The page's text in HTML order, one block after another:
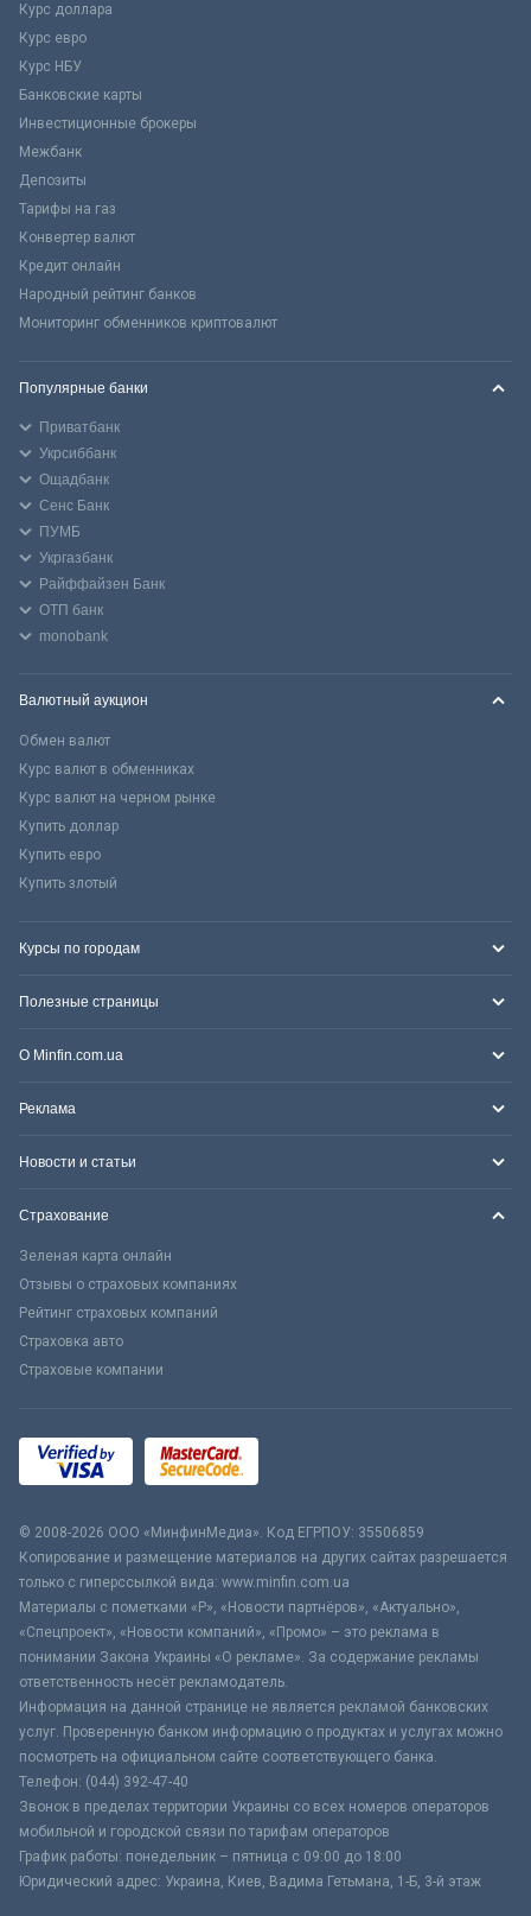
Курс доллара
Курс евро
Курс НБУ
Банковские карты
Инвестиционные брокеры
Межбанк
Депозиты
Тарифы на газ
Конвертер валют
Кредит онлайн
Народный рейтинг банков
Мониторинг обменников криптовалют
Популярные банки
Приватбанк
Укрсиббанк
Ощадбанк
Сенс Банк
ПУМБ
Укргазбанк
Райффайзен Банк
ОТП банк
monobank
Валютный аукцион
Обмен валют
Курс валют в обменниках
Курс валют на черном рынке
Купить доллар
Купить евро
Купить злотый
Курсы по городам
Полезные страницы
О Minfin.com.ua
Реклама
Новости и статьи
Страхование
Зеленая карта онлайн
Отзывы о страховых компаниях
Рейтинг страховых компаний
Страховка авто
Страховые компании
© 2008-2026 ООО «МинфинМедиа». Код ЕГРПОУ: 35506859
Копирование и размещение материалов на других сайтах разрешается
только с гиперссылкой вида: www.minfin.com.ua
Материалы с пометками «Р», «Новости партнёров», «Актуально»,
«Спецпроект», «Новости компаний», «Промо» – это реклама в
понимании Закона Украины «О рекламе». За содержание рекламы
ответственность несёт рекламодатель.
Информация на данной странице не является рекламой банковских
услуг. Проверенную банком информацию о продуктах и услугах можно
посмотреть на официальном сайте соответствующего банка.
Телефон: (044) 392-47-40
Звонок в пределах территории Украины со всех номеров операторов
мобильной и городской связи по тарифам операторов
График работы: понедельник – пятница с 09:00 до 18:00
Юридический адрес: Украина, Киев, Вадима Гетьмана, 1-Б, 3-й этаж